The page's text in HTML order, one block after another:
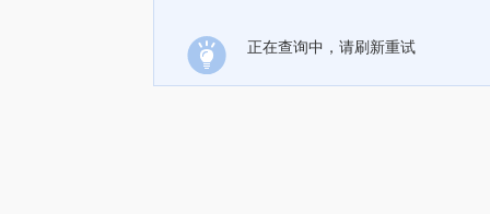
正在查询中，请刷新重试